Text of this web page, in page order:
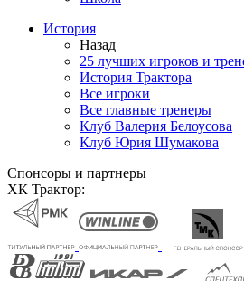
История
Назад
25 лучших игроков и
История Трактора
Все игроки
Все главные тренеры
Клуб Валерия Белоусова
Клуб Юрия Шумакова
Спонсоры и партнеры
ХК Трактор: